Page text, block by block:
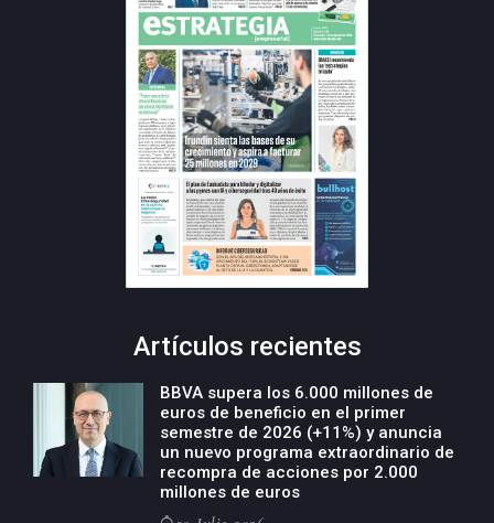
Artículos recientes
BBVA supera los 6.000 millones de
euros de beneficio en el primer
semestre de 2026 (+11%) y anuncia
un nuevo programa extraordinario de
recompra de acciones por 2.000
millones de euros